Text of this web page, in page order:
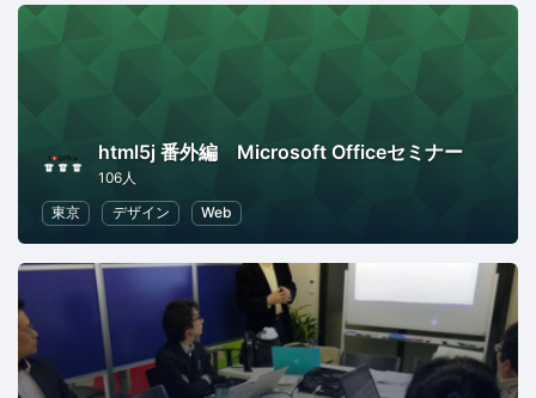
html5j 番外編 Microsoft Officeセミナー
106人
東京
デザイン Web